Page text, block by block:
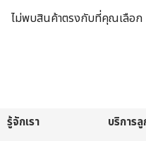
สุขภาพ
ไม่พบสินค้าตรงกับที่คุณเลือก
รู้จักเรา บริการ